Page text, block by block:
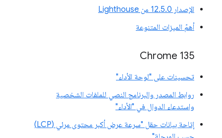
الإصدار 12.5.0 من Lighthouse
أهمّ الميزات المتنوعة
Chrome 135
تحسينات على "لوحة الأداء"
روابط المصدر والبرنامج النصي للملفات الشخصية
واستدعاء الدوال في "الأداء"
إتاحة بيانات حقل "سرعة عرض أكبر محتوى مرئي (LCP)